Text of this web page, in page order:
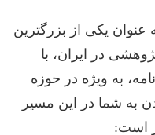
عنوان یکی از بزرگترین
در ایران، با
به ویژه در حوزه
به شما در این مسیر
است: